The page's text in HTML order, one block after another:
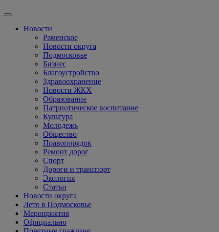
Новости
Раменское
Новости округа
Подмосковье
Бизнес
Благоустройство
Здравоохранение
Новости ЖКХ
Образование
Патриотическое воспитание
Культура
Молодежь
Общество
Правопорядок
Ремонт дорог
Спорт
Дороги и транспорт
Экология
Статьи
Новости округа
Лето в Подмосковье
Мероприятия
Официально